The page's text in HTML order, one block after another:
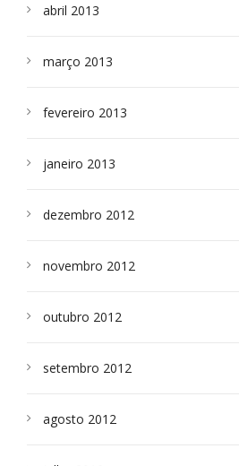
abril 2013
março 2013
fevereiro 2013
janeiro 2013
dezembro 2012
novembro 2012
outubro 2012
setembro 2012
agosto 2012